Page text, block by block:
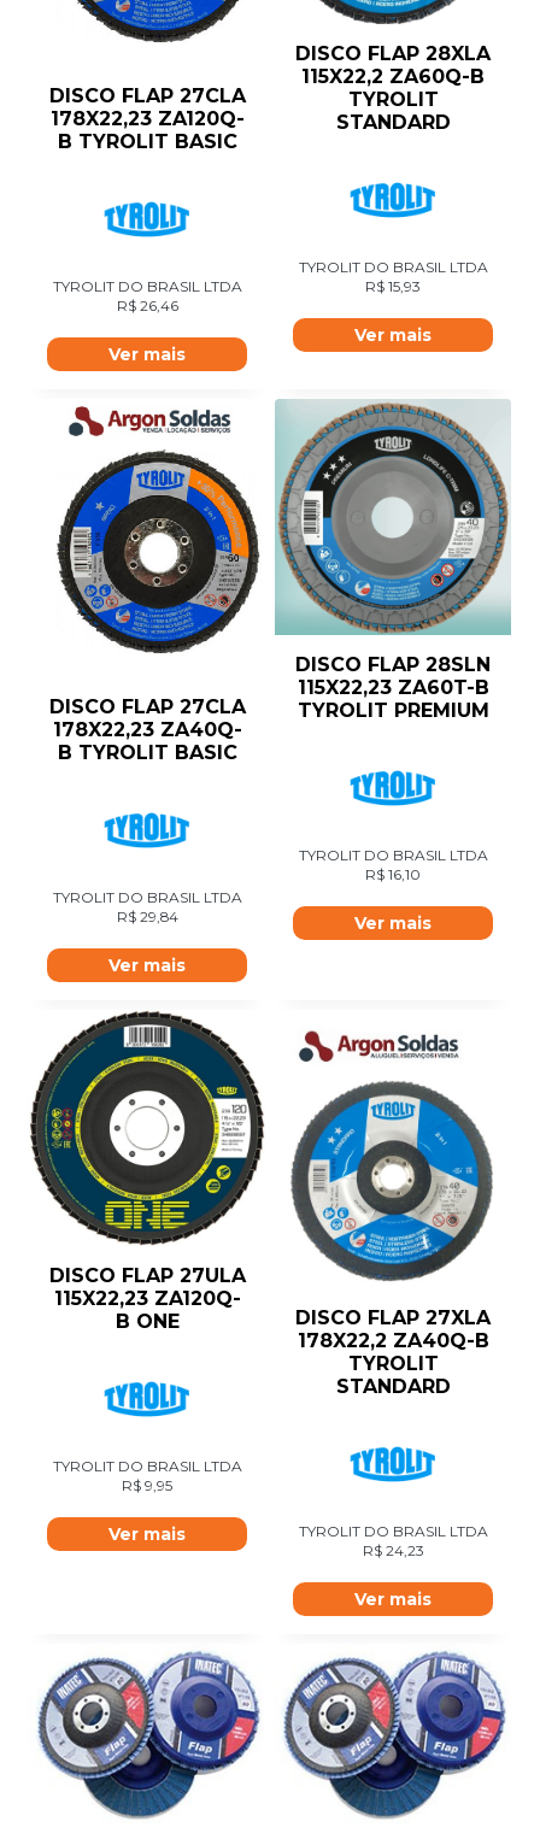
DISCO FLAP 27CLA
178X22,23 ZA120Q-
B TYROLIT BASIC
TYROLIT DO BRASIL LTDA
R$26,46
Ver mais
DISCO FLAP 28XLA
115X22,2 ZA60Q-B
TYROLIT
STANDARD
TYROLIT DO BRASIL LTDA
R$ 15,93
Ver mais
DISCO FLAP 27CLA
178X22,23 ZA40Q-
B TYROLIT BASIC
TYROLIT DO BRASIL LTDA
R$29,84
Ver mais
DISCO FLAP 28SLN
115X22,23 ZA60T-B
TYROLIT PREMIUM
TYROLIT DO BRASIL LTDA
R$ 16,10
Ver mais
DISCO FLAP 27ULA
115X22,23 ZA120Q-
B ONE
TYROLIT DO BRASIL LTDA
R$ 9,95
Ver mais
DISCO FLAP 27XLA
178X22,2 ZA40Q-B
TYROLIT
STANDARD
TYROLIT DO BRASIL LTDA
R$24,23
Ver mais